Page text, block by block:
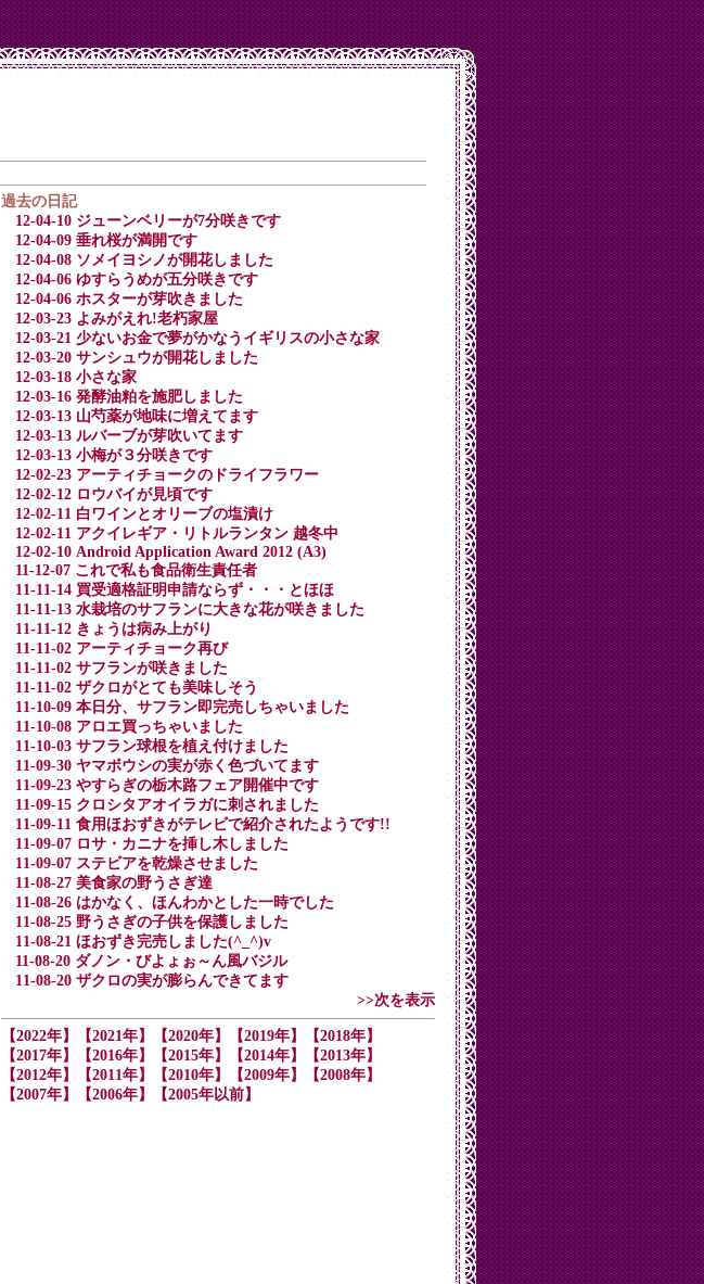
過去の日記
12-04-10 ジューンベリーが7分咲きです
12-04-09 垂れ桜が満開です
12-04-08 ソメイヨシノが開花しました
12-04-06 ゆすらうめが五分咲きです
12-04-06 ホスターが芽吹きました
12-03-23 よみがえれ!老朽家屋
12-03-21 少ないお金で夢がかなうイギリスの小さな家
12-03-20 サンシュウが開花しました
12-03-18 小さな家
12-03-16 発酵油粕を施肥しました
12-03-13 山芍薬が地味に増えてます
12-03-13 ルバーブが芽吹いてます
12-03-13 小梅が３分咲きです
12-02-23 アーティチョークのドライフラワー
12-02-12 ロウバイが見頃です
12-02-11 白ワインとオリーブの塩漬け
12-02-11 アクイレギア・リトルランタン 越冬中
12-02-10 Android Application Award 2012 (A3)
11-12-07 これで私も食品衛生責任者
11-11-14 買受適格証明申請ならず・・・とほほ
11-11-13 水栽培のサフランに大きな花が咲きました
11-11-12 きょうは病み上がり
11-11-02 アーティチョーク再び
11-11-02 サフランが咲きました
11-11-02 ザクロがとても美味しそう
11-10-09 本日分、サフラン即完売しちゃいました
11-10-08 アロエ買っちゃいました
11-10-03 サフラン球根を植え付けました
11-09-30 ヤマボウシの実が赤く色づいてます
11-09-23 やすらぎの栃木路フェア開催中です
11-09-15 クロシタアオイラガに刺されました
11-09-11 食用ほおずきがテレビで紹介されたようです!!
11-09-07 ロサ・カニナを挿し木しました
11-09-07 ステビアを乾燥させました
11-08-27 美食家の野うさぎ達
11-08-26 はかなく、ほんわかとした一時でした
11-08-25 野うさぎの子供を保護しました
11-08-21 ほおずき完売しました(^_^)v
11-08-20 ダノン・びよょぉ～ん風バジル
11-08-20 ザクロの実が膨らんできてます
>>次を表示
【2022年】 【2021年】 【2020年】 【2019年】
【2018年】
【2017年】
【2016年】 【2015年】 【2014年】
【2013年】
【2012年】
【2011年】 【2010年】 【2009年】
【2008年】
【2007年】
【2006年】 【2005年以前】